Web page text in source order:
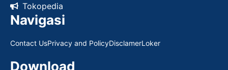
Tokopedia
Navigasi
Contact UsPrivacy and PolicyDisclamerLoker
Download